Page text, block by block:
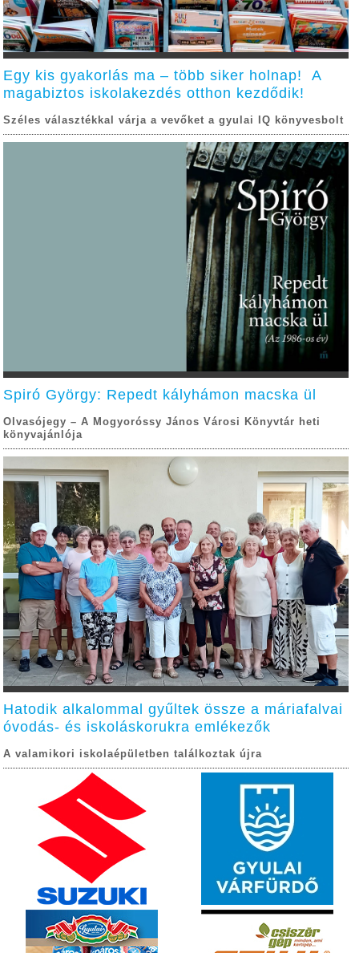
Egy kis gyakorlás ma – több siker holnap! A
magabiztos iskolakezdés otthon kezdődik!
Széles választékkal várja a vevőket a gyulai IQ könyvesbolt
Spiró György: Repedt kályhámon macska ül
Olvasójegy – A Mogyoróssy János Városi Könyvtár heti
könyvajánlója
Hatodik alkalommal gyűltek össze a máriafalvai
óvodás- és iskoláskorukra emlékezők
A valamikori iskolaépületben találkoztak újra